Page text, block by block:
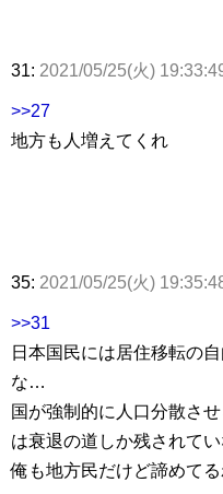
31: 2021/05/25(火)
>>27
地方も人増えてくれ
35: 2021/05/25(火)
>>31
日本国民には居住移転の
な…
国が強制的に人口分散さ
は衰退の道しか残されて
俺も地方民だけど諦めてる